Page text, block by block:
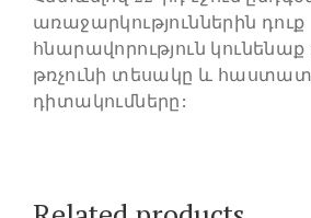
առաջարկություններին դուք
հնարավորություն կունենաք
թռչունի տեսակը և
դիտակումները: